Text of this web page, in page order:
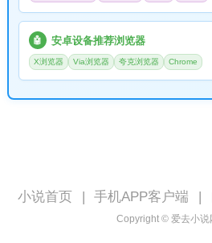
🤖 安卓设备推荐浏览器
X浏览器 Via浏览器 夸克浏览器 Chrome
小说首页 手机APP客户端
Copyright © 爱去小说